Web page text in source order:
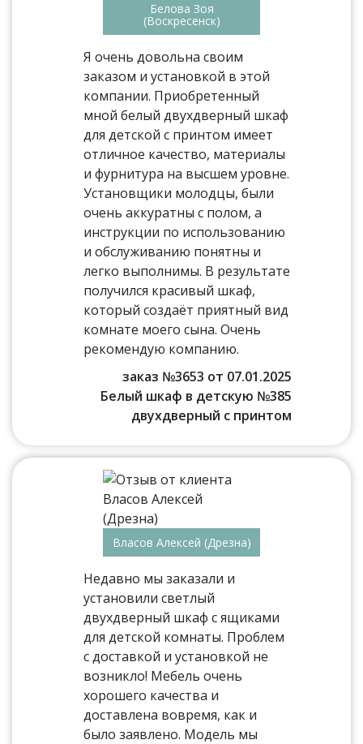
Белова Зоя
(Воскресенск)
Я очень довольна своим
заказом и установкой в этой
компании. Приобретенный
мной белый двухдверный шкаф
для детской с принтом имеет
отличное качество, материалы
и фурнитура на высшем уровне.
Установщики молодцы, были
очень аккуратны с полом, а
инструкции по использованию
и обслуживанию понятны и
легко выполнимы. В результате
получился красивый шкаф,
который создаёт приятный вид
комнате моего сына. Очень
рекомендую компанию.
заказ №3653 от 07.01.2025
Белый шкаф в детскую №385
двухдверный с принтом
Власов Алексей (Дрезна)
Недавно мы заказали и
установили светлый
двухдверный шкаф с ящиками
для детской комнаты. Проблем
с доставкой и установкой не
возникло! Мебель очень
хорошего качества и
доставлена вовремя, как и
было заявлено. Модель мы